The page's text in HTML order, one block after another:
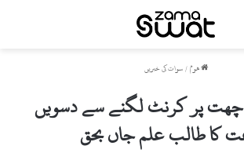
ھوم / سوات کی خبریں
پر کرنٹ لگنے سے دسویں
کا طالب علم جاں بحق